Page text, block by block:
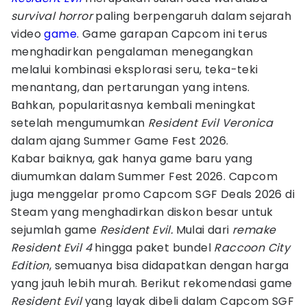
survival horrorpaling berpengaruh dalam sejarah
videogame. Game garapan Capcom ini terus
menghadirkan pengalaman menegangkan
melalui kombinasi eksplorasi seru, teka-teki
menantang, dan pertarungan yang intens.
Bahkan, popularitasnya kembali meningkat
setelah mengumumkan Resident Evil Veronica
dalam ajang Summer Game Fest 2026.
Kabar baiknya, gak hanya game baru yang
diumumkan dalam Summer Fest 2026. Capcom
juga menggelar promo Capcom SGF Deals 2026 di
Steam yang menghadirkan diskon besar untuk
sejumlah game Resident Evil. Mulai dari remake
Resident Evil 4hingga paket bundel Raccoon City
Edition, semuanya bisa didapatkan dengan harga
yang jauh lebih murah. Berikut rekomendasi game
Resident Evilyang layak dibeli dalam Capcom SGF